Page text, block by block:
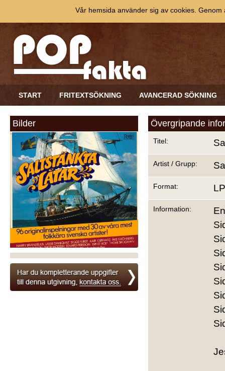
START FRITEXTSÖKNING AVANCERAD SÖKNING
Bilder Övergripande
Titel:
Artist / Grupp:
Format: LP
Information:
Vår hemsida använder sig av cookies.